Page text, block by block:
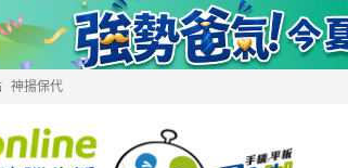
神揚保代